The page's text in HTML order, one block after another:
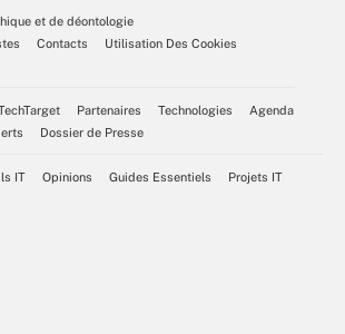
et de déontologie
Contacts
Utilisation Des Cookies
Partenaires Technologies
Agenda
Dossier de Presse
IT Opinions Guides Essentiels Projets IT